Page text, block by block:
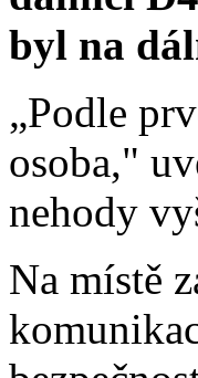
byl na
„Podle
osoba,"
nehody
Na místě